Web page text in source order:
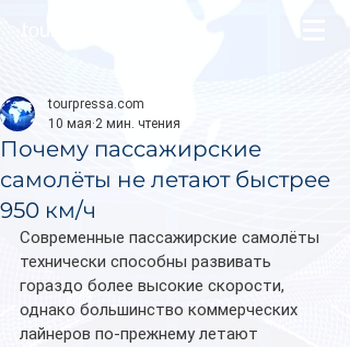
Почему пассажирские
самолёты не летают быстрее
950 км/ч
tourpressa.com
10 мая 2 мин. чтения
Современные пассажирские самолёты
технически способны развивать
гораздо более высокие скорости,
однако большинство коммерческих
лайнеров по-прежнему летают